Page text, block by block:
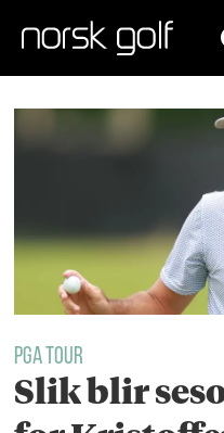
Tag:
ventura
PGA TOUR
Slik blir